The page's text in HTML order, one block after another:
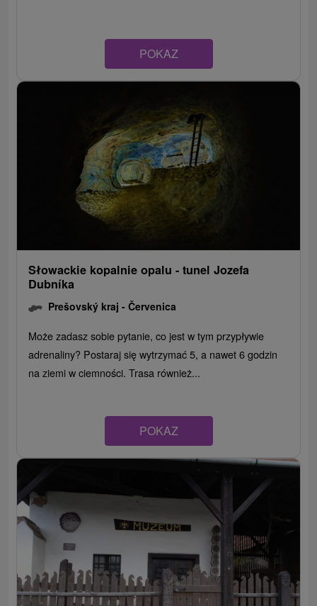
POKAZ
Słowackie kopalnie opalu - tunel Jozefa
Dubníka
Prešovský kraj -Červenica
Może zadasz sobie pytanie, co jest w tym przypływie
adrenaliny? Postaraj się wytrzymać 5, a nawet 6 godzin
na ziemi w ciemności. Trasa również...
POKAZ